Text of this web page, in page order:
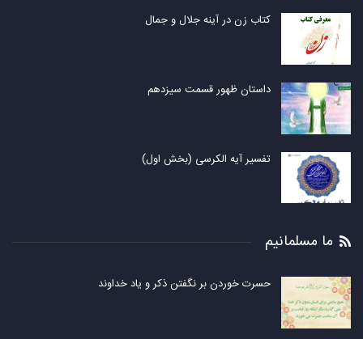
کتاب زن در آینه جلال و جمال
داستان ظهور قسمت سیزدهم
تفسیر آیه الکرسی (بخش اول)
ما مسلمانیم
حسرت خوردن بر نگفتن ذکر و یاد خداوند